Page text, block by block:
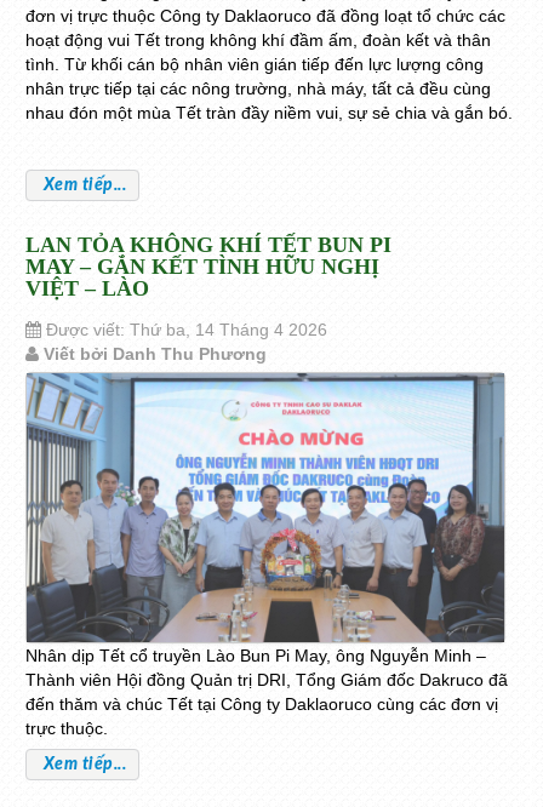
đơn vị trực thuộc Công ty Daklaoruco đã đồng loạt tổ chức các
hoạt động vui Tết trong không khí đầm ấm, đoàn kết và thân
tình. Từ khối cán bộ nhân viên gián tiếp đến lực lượng công
nhân trực tiếp tại các nông trường, nhà máy, tất cả đều cùng
nhau đón một mùa Tết tràn đầy niềm vui, sự sẻ chia và gắn bó.
Xem tiếp...
LAN TỎA KHÔNG KHÍ TẾT BUN PI
MAY – GẮN KẾT TÌNH HỮU NGHỊ
VIỆT – LÀO
Được viết: Thứ ba, 14 Tháng 4 2026
Viết bởi Danh Thu Phương
Nhân dịp Tết cổ truyền Lào Bun Pi May, ông Nguyễn Minh –
Thành viên Hội đồng Quản trị DRI, Tổng Giám đốc Dakruco đã
đến thăm và chúc Tết tại Công ty Daklaoruco cùng các đơn vị
trực thuộc.
Xem tiếp...